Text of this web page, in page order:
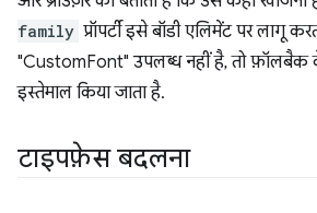
family प्रॉपर्टी इसे बॉडी एलिमेंट पर लागू
"CustomFont" उपलब्ध नहीं है, तो फ़ॉलबैक
इस्तेमाल किया जाता है.
टाइपफ़ेस बदलना